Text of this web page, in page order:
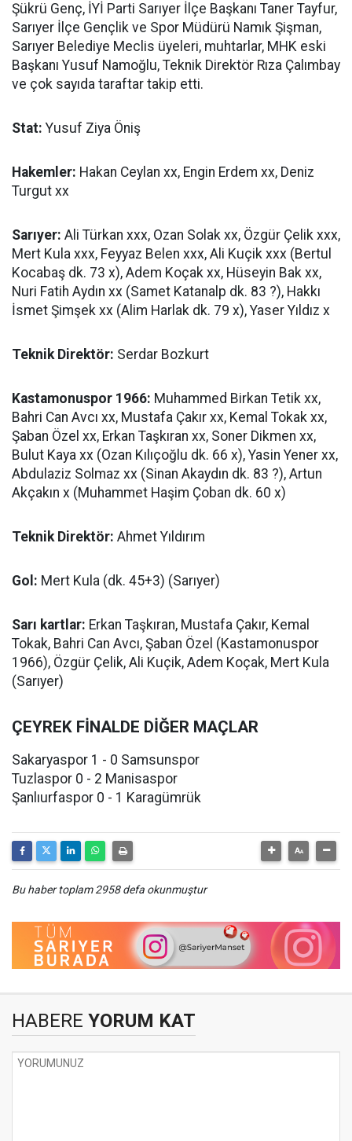
Şükrü Genç, İYİ Parti Sarıyer İlçe Başkanı Taner Tayfur,
Sarıyer İlçe Gençlik ve Spor Müdürü Namık Şişman,
Sarıyer Belediye Meclis üyeleri, muhtarlar, MHK eski
Başkanı Yusuf Namoğlu, Teknik Direktör Rıza Çalımbay
ve çok sayıda taraftar takip etti.
Stat: Yusuf Ziya Öniş
Hakemler: Hakan Ceylan xx, Engin Erdem xx, Deniz
Turgut xx
Sarıyer: Ali Türkan xxx, Ozan Solak xx, Özgür Çelik xxx,
Mert Kula xxx, Feyyaz Belen xxx, Ali Kuçik xxx (Bertul
Kocabaş dk. 73 x), Adem Koçak xx, Hüseyin Bak xx,
Nuri Fatih Aydın xx (Samet Katanalp dk. 83 ?), Hakkı
İsmet Şimşek xx (Alim Harlak dk. 79 x), Yaser Yıldız x
Teknik Direktör: Serdar Bozkurt
Kastamonuspor 1966: Muhammed Birkan Tetik xx,
Bahri Can Avcı xx, Mustafa Çakır xx, Kemal Tokak xx,
Şaban Özel xx, Erkan Taşkıran xx, Soner Dikmen xx,
Bulut Kaya xx (Ozan Kılıçoğlu dk. 66 x), Yasin Yener xx,
Abdulaziz Solmaz xx (Sinan Akaydın dk. 83 ?), Artun
Akçakın x (Muhammet Haşim Çoban dk. 60 x)
Teknik Direktör: Ahmet Yıldırım
Gol: Mert Kula (dk. 45+3) (Sarıyer)
Sarı kartlar: Erkan Taşkıran, Mustafa Çakır, Kemal
Tokak, Bahri Can Avcı, Şaban Özel (Kastamonuspor
1966), Özgür Çelik, Ali Kuçik, Adem Koçak, Mert Kula
(Sarıyer)
ÇEYREK FİNALDE DİĞER MAÇLAR
Sakaryaspor 1 - 0 Samsunspor
Tuzlaspor 0 - 2 Manisaspor
Şanlıurfaspor 0 - 1 Karagümrük
Bu haber toplam 2958 defa okunmuştur
HABERE YORUM KAT